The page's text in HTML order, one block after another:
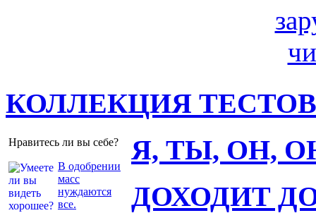
КОЛЛЕКЦИЯ ТЕСТОВ
Нравитесь ли вы себе?
В одобрении
масс
нуждаются
все.
Я, ТЫ, ОН,
ДОХОДИТ